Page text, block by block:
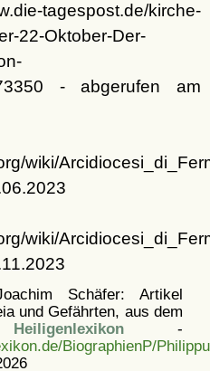
tagespost.de/kirche-
22-Oktober-Der-
- abgerufen am
wiki/
wiki/
Schäfer: Artikel
und Gefährten, aus dem
-
BiographienP/